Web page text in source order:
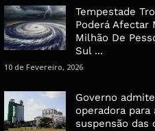
Tempestade
Poderá Afectar
Milhão De
Sul ...
10 de Fevereiro, 2026
Governo
operadora para
suspensão das